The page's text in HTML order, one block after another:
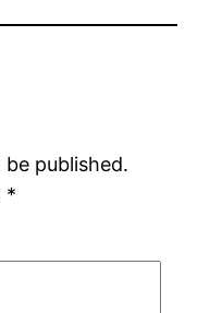
published.
*